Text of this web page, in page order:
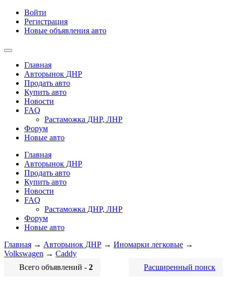
Войти
Регистрация
Новые объявления авто
Главная
Авторынок ДНР
Продать авто
Купить авто
Новости
FAQ
Растаможка ДНР, ЛНР
Форум
Новые авто
Главная
Авторынок ДНР
Продать авто
Купить авто
Новости
FAQ
Растаможка ДНР, ЛНР
Форум
Новые авто
Главная → Авторынок ДНР → Иномарки легковые →
Volkswagen → Caddy
Всего объявлений - 2 Расширенный поиск